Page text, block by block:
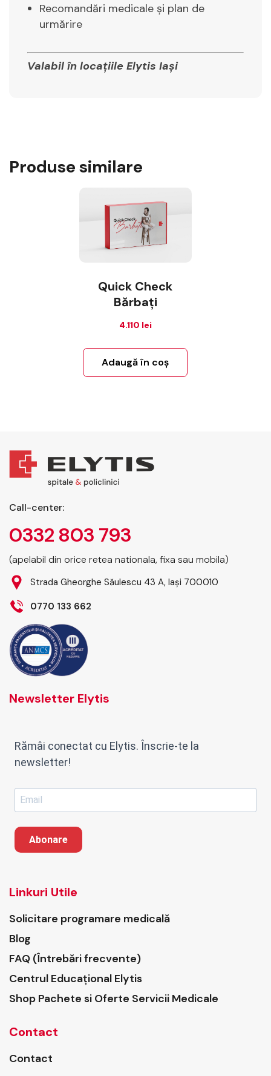
Recomandări medicale și plan de
urmărire
Valabil în locațiile Elytis Iași
Produse similare
Quick Check
Bărbați
4.110 lei
Adaugă în coș
Call-center:
0332 803 793
(apelabil din orice retea nationala, fixa sau mobila)
Strada Gheorghe Săulescu 43 A, Iași 700010
0770 133 662
Newsletter Elytis
Rămâi conectat cu Elytis. Înscrie-te la
newsletter!
Abonare
Linkuri Utile
Solicitare programare medicală
Blog
FAQ (Întrebări frecvente)
Centrul Educațional Elytis
Shop Pachete si Oferte Servicii Medicale
Contact
Contact